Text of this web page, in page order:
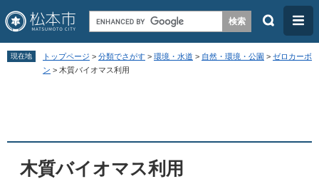
ペ
メ
検
メ
ニ
ュ
現在地 トップページ > 分類でさがす > 環境・水道 > 自然・環境・公園 > ゼロカーボ
ン > 木質バイオマス利用
木質バイオマス利用